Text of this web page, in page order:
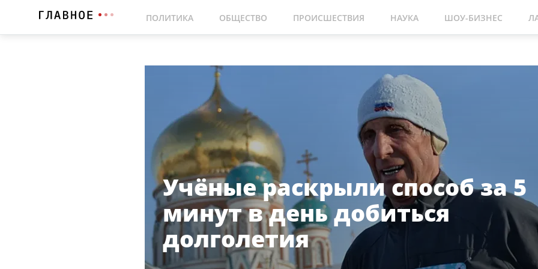
ПОЛИТИКА ОБЩЕСТВО ПРОИСШЕСТВИЯ НАУКА ШОУ-БИЗНЕС
Учёные раскрыли способ за 5
минут в день добиться
долголетия